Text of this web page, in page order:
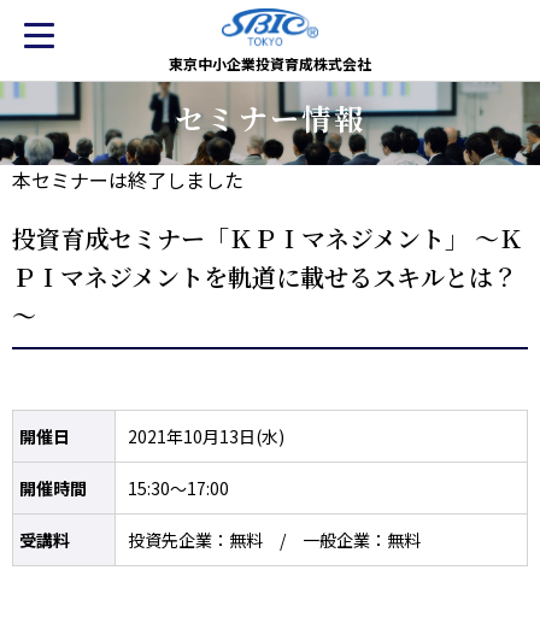
東京中小企業投資育成株式会社
セミナー情報
本セミナーは終了しました
投資育成セミナー「ＫＰＩマネジメント」 ～Ｋ
ＰＩマネジメントを軌道に載せるスキルとは？
～
開催日 2021年10月13日(水)
開催時間 15:30～17:00
受講料 投資先企業：無料 / 一般企業：無料